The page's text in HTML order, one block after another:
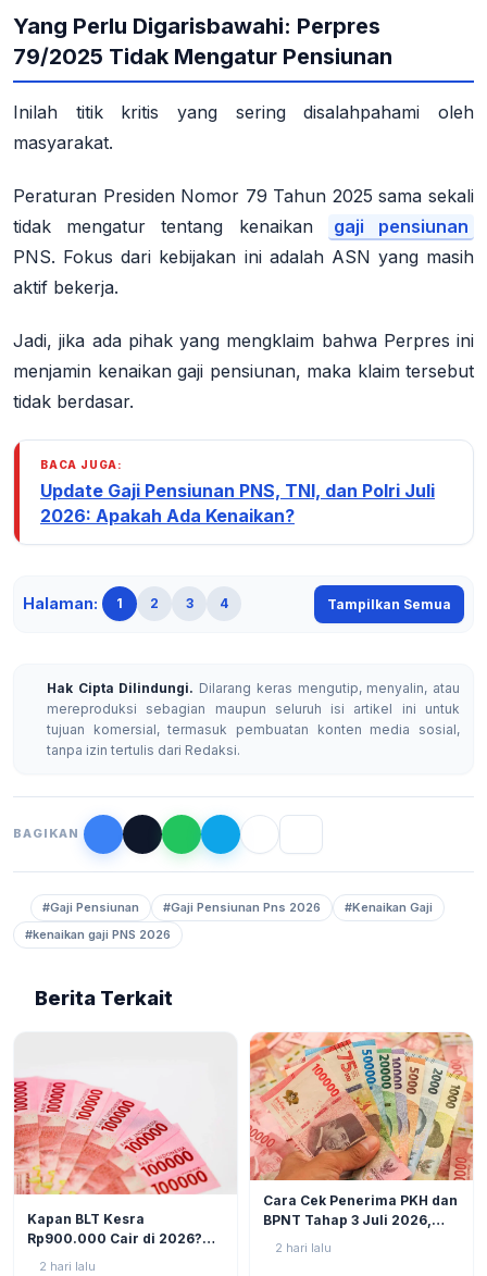
Yang Perlu Digarisbawahi: Perpres
79/2025 Tidak Mengatur Pensiunan
Inilah titik kritis yang sering disalahpahami oleh
masyarakat.
Peraturan Presiden Nomor 79 Tahun 2025 sama sekali
tidak mengatur tentang kenaikan
gaji pensiunan
PNS. Fokus dari kebijakan ini adalah ASN yang masih
aktif bekerja.
Jadi, jika ada pihak yang mengklaim bahwa Perpres ini
menjamin kenaikan gaji pensiunan, maka klaim tersebut
tidak berdasar.
BACA JUGA:
Update Gaji Pensiunan PNS, TNI, dan Polri Juli
2026: Apakah Ada Kenaikan?
Halaman: 1 2 3 4 Tampilkan Semua
Hak Cipta Dilindungi. Dilarang keras mengutip, menyalin, atau
mereproduksi sebagian maupun seluruh isi artikel ini untuk
tujuan komersial, termasuk pembuatan konten media sosial,
tanpa izin tertulis dari Redaksi.
BAGIKAN
#Gaji Pensiunan #Gaji Pensiunan Pns 2026
#Kenaikan Gaji
#kenaikan gaji PNS 2026
Berita Terkait
Kapan BLT Kesra
Rp900.000 Cair di 2026?
Simak Prediksi dan
2 hari lalu
Cara Cek Penerima PKH dan
BPNT Tahap 3 Juli 2026,
Bansos Sudah Mulai Cair!
2 hari lalu